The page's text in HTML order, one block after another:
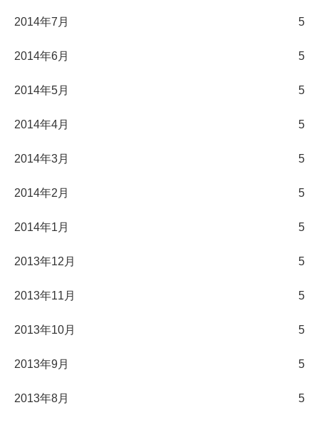
2014年7月 5
2014年6月 5
2014年5月 5
2014年4月 5
2014年3月 5
2014年2月 5
2014年1月 5
2013年12月 5
2013年11月 5
2013年10月 5
2013年9月 5
2013年8月 5